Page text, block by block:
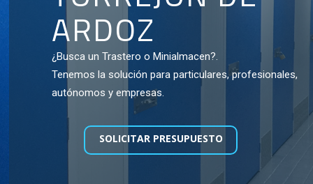
ARDOZ
¿Busca un Trastero o Minialmacen?.
Tenemos la solución para particulares, profesionales,
autónomos y empresas.
SOLICITAR PRESUPUESTO